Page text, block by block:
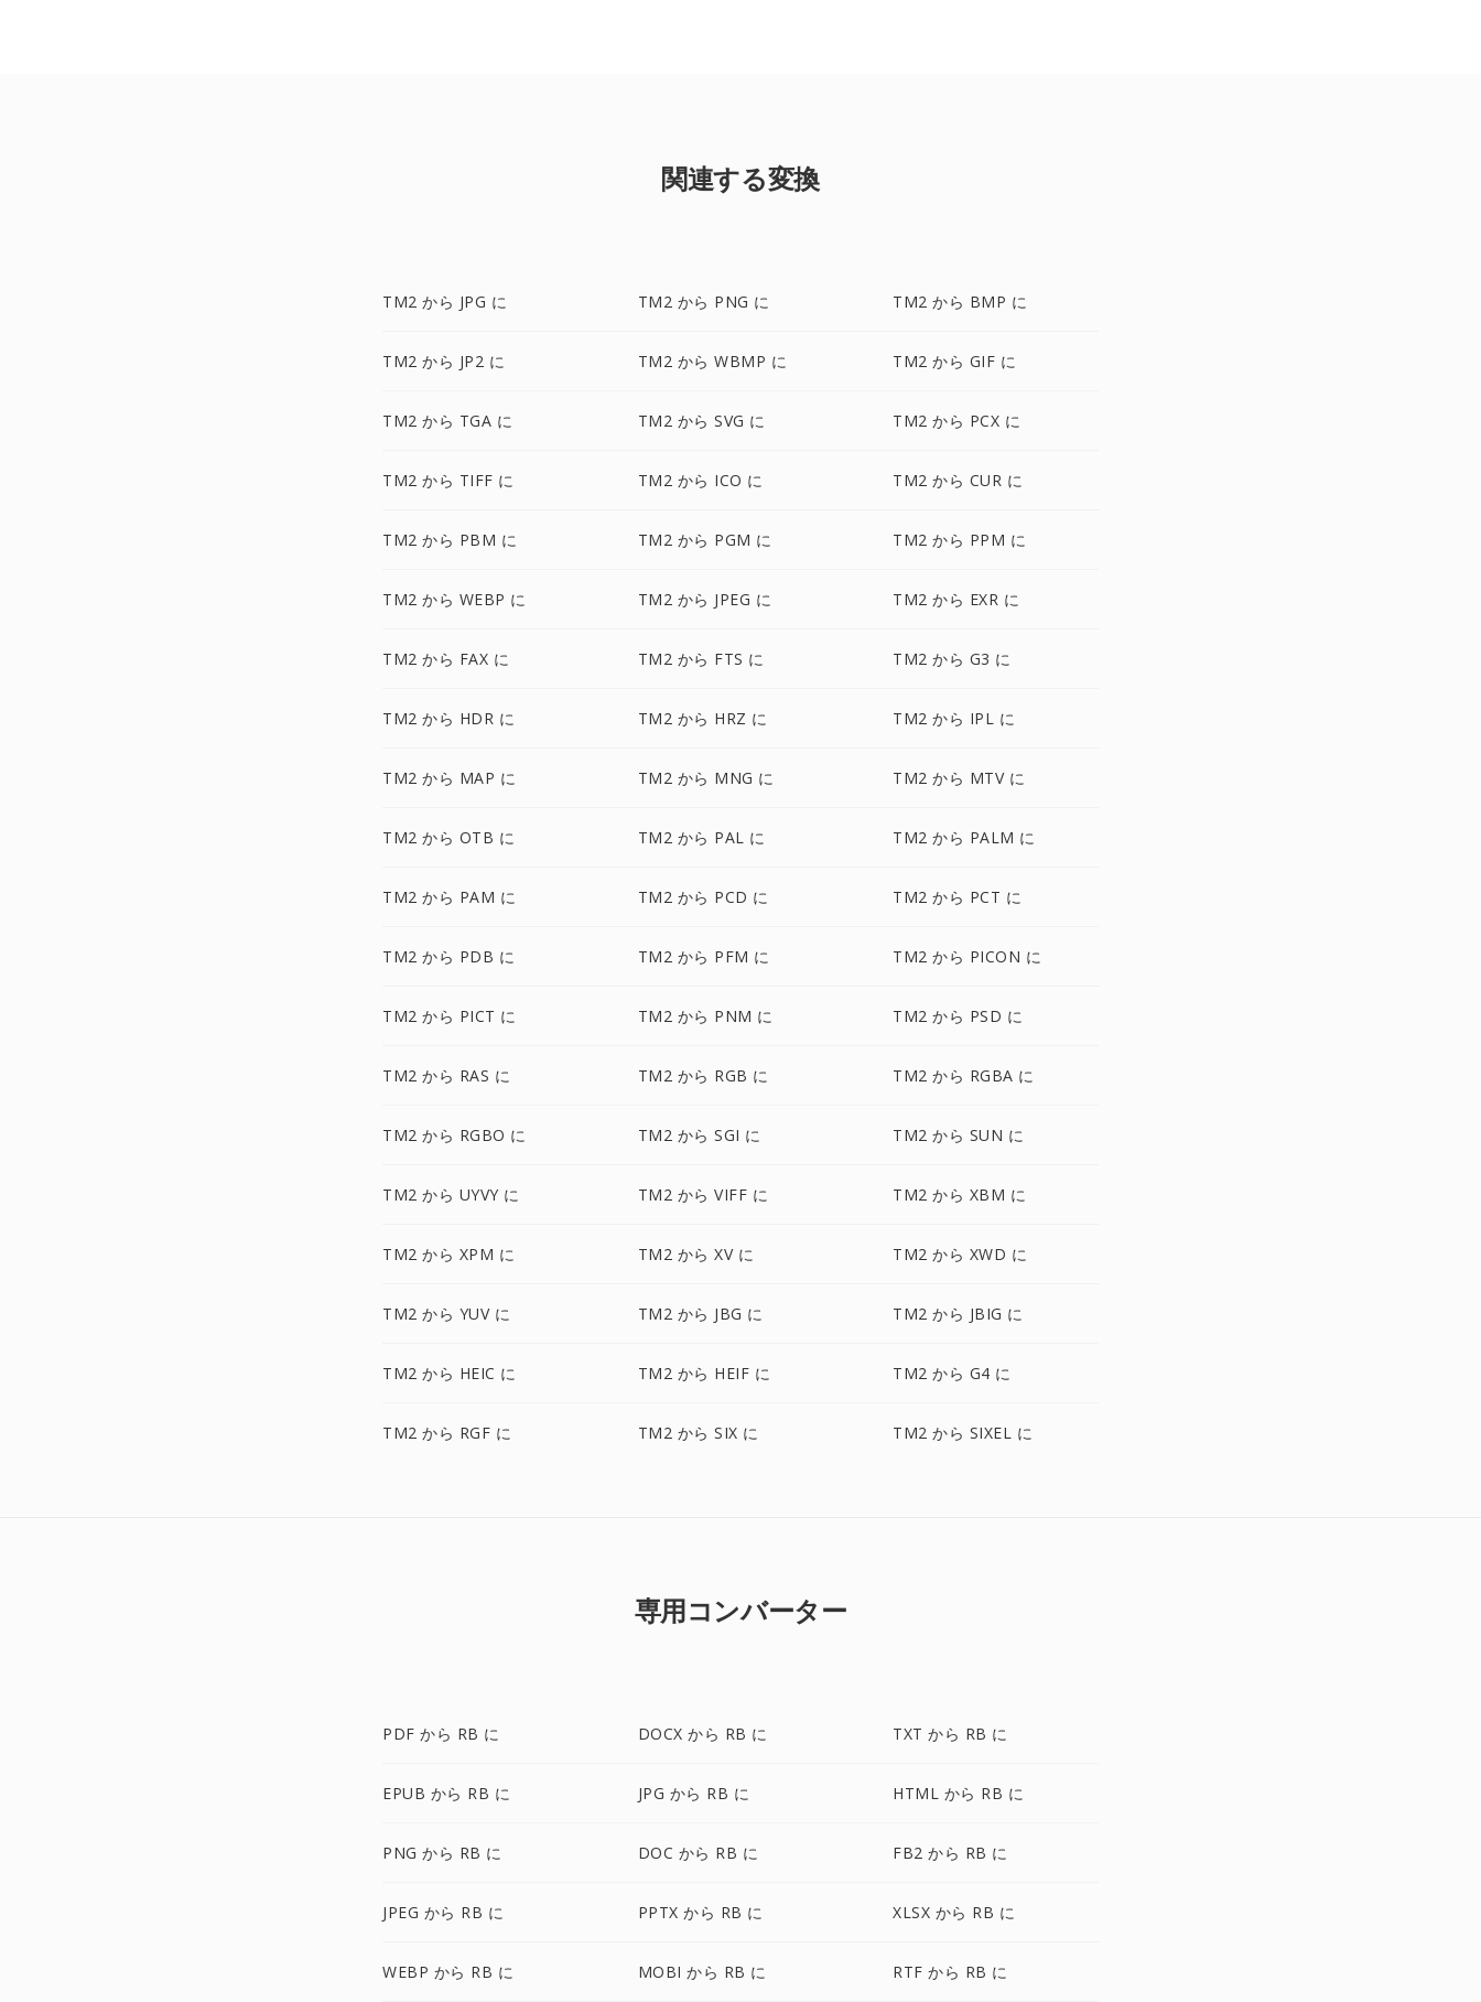
関連する変換
TM2 から JPG に TM2 から PNG に TM2 から BMP に
TM2 から JP2 に TM2 から WBMP に TM2 から GIF に
TM2 から TGA に TM2 から SVG に TM2 から PCX に
TM2 から TIFF に TM2 から ICO に TM2 から CUR に
TM2 から PBM に TM2 から PGM に TM2 から PPM に
TM2 から WEBP に TM2 から JPEG に TM2 から EXR に
TM2 から FAX に TM2 から FTS に TM2 から G3 に
TM2 から HDR に TM2 から HRZ に TM2 から IPL に
TM2 から MAP に TM2 から MNG に TM2 から MTV に
TM2 から OTB に TM2 から PAL に TM2 から PALM に
TM2 から PAM に TM2 から PCD に TM2 から PCT に
TM2 から PDB に TM2 から PFM に TM2 から PICON に
TM2 から PICT に TM2 から PNM に TM2 から PSD に
TM2 から RAS に TM2 から RGB に TM2 から RGBA に
TM2 から RGBO に TM2 から SGI に TM2 から SUN に
TM2 から UYVY に TM2 から VIFF に TM2 から XBM に
TM2 から XPM に TM2 から XV に TM2 から XWD に
TM2 から YUV に TM2 から JBG に TM2 から JBIG に
TM2 から HEIC に TM2 から HEIF に TM2 から G4 に
TM2 から RGF に TM2 から SIX に TM2 から SIXEL に
専用コンバーター
PDF から RB に DOCX から RB に TXT から RB に
EPUB から RB に JPG から RB に HTML から RB に
PNG から RB に DOC から RB に FB2 から RB に
JPEG から RB に PPTX から RB に XLSX から RB に
WEBP から RB に MOBI から RB に RTF から RB に